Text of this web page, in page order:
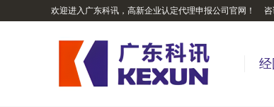
欢迎进入广东科讯，高新企业认定代理申报公司官网！